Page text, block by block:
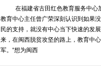
在福建省古田红色教育服务中心
教育中心主任曾广荣深刻认识到如果
民的支持，就没有中心当下快速的发
来，在闽西脱贫攻坚的路上，教育中
军。“想为闽西